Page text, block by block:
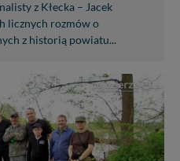
z Kłecka – Jacek
licznych rozmów o
z historią powiatu...